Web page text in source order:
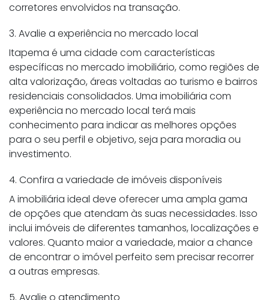
corretores envolvidos na transação.
3. Avalie a experiência no mercado local
Itapema é uma cidade com características
específicas no mercado imobiliário, como regiões de
alta valorização, áreas voltadas ao turismo e bairros
residenciais consolidados. Uma imobiliária com
experiência no mercado local terá mais
conhecimento para indicar as melhores opções
para o seu perfil e objetivo, seja para moradia ou
investimento.
4. Confira a variedade de imóveis disponíveis
A imobiliária ideal deve oferecer uma ampla gama
de opções que atendam às suas necessidades. Isso
inclui imóveis de diferentes tamanhos, localizações e
valores. Quanto maior a variedade, maior a chance
de encontrar o imóvel perfeito sem precisar recorrer
a outras empresas.